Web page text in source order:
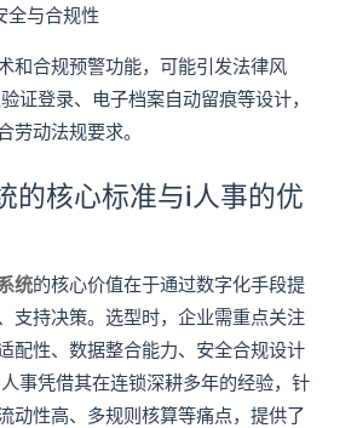
全与合规性
和合规预警功能，可能引发法律风
证登录、电子档案自动留痕等设计，
劳动法规要求。
的核心标准与i人事的优
统的核心价值在于通过数字化手段提
支持决策。选型时，企业需重点关注
配性、数据整合能力、安全合规设计
事凭借其在连锁深耕多年的经验，针
动性高、多规则核算等痛点，提供了